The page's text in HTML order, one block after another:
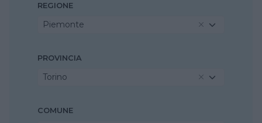
REGIONE
Piemonte
PROVINCIA
Torino
COMUNE